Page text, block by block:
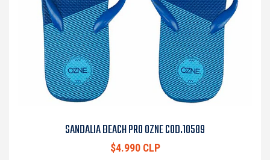
SANDALIA BEACH PRO OZNE COD.10589
$4.990 CLP